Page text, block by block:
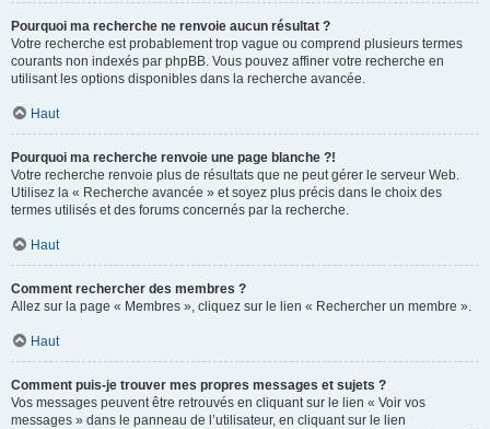
Pourquoi ma recherche ne renvoie aucun résultat ?
Votre recherche est probablement trop vague ou comprend plusieurs termes
courants non indexés par phpBB. Vous pouvez affiner votre recherche en
utilisant les options disponibles dans la recherche avancée.
Haut
Pourquoi ma recherche renvoie une page blanche ?!
Votre recherche renvoie plus de résultats que ne peut gérer le serveur Web.
Utilisez la « Recherche avancée » et soyez plus précis dans le choix des
termes utilisés et des forums concernés par la recherche.
Haut
Comment rechercher des membres ?
Allez sur la page « Membres », cliquez sur le lien « Rechercher un membre ».
Haut
Comment puis-je trouver mes propres messages et sujets ?
Vos messages peuvent être retrouvés en cliquant sur le lien « Voir vos
messages » dans le panneau de l’utilisateur, en cliquant sur le lien